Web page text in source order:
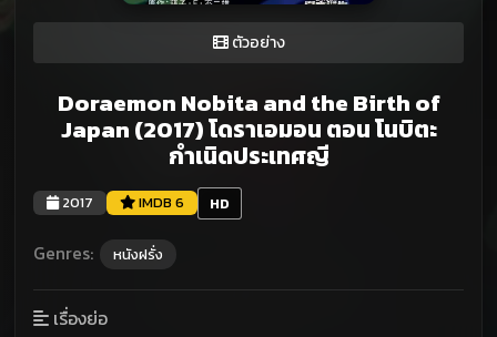
ตัวอย่าง
Doraemon Nobita and the Birth of
Japan (2017) โดราเอมอน ตอน โนบิตะ
กำเนิดประเทศญี
2017 IMDB 6 HD
Genres: หนังฝรั่ง
เรื่องย่อ